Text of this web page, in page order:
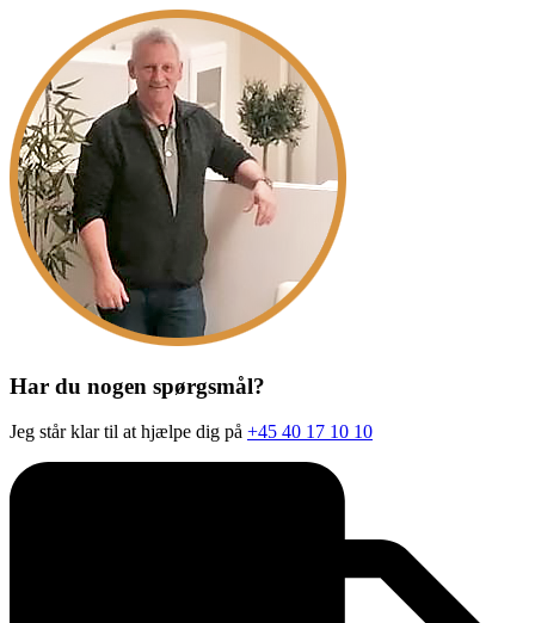
Har du nogen spørgsmål?
Jeg står klar til at hjælpe dig på +45 40 17 10 10